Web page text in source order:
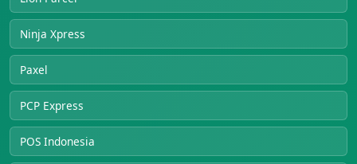
Ninja Xpress
Paxel
PCP Express
POS Indonesia